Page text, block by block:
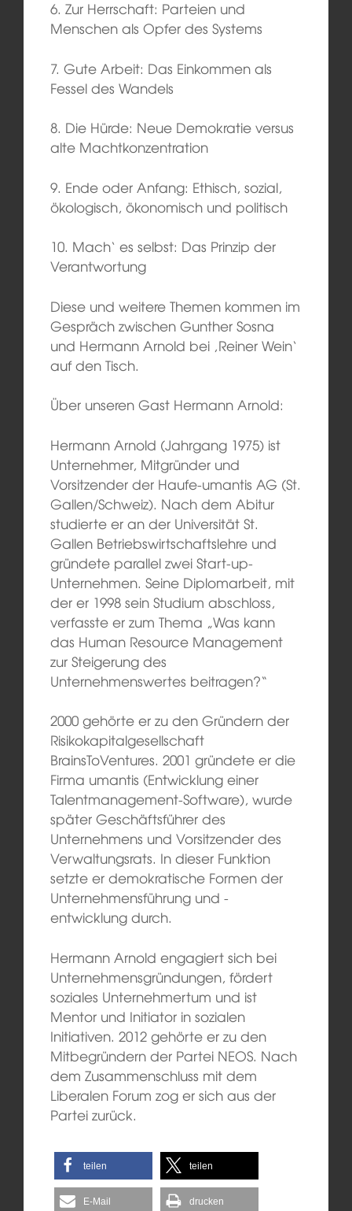
6. Zur Herrschaft: Parteien und
Menschen als Opfer des Systems
7. Gute Arbeit: Das Einkommen als
Fessel des Wandels
8. Die Hürde: Neue Demokratie versus
alte Machtkonzentration
9. Ende oder Anfang: Ethisch, sozial,
ökologisch, ökonomisch und politisch
10. Mach‘ es selbst: Das Prinzip der
Verantwortung
Diese und weitere Themen kommen im
Gespräch zwischen Gunther Sosna
und Hermann Arnold bei ‚Reiner Wein‘
auf den Tisch.
Über unseren Gast Hermann Arnold:
Hermann Arnold (Jahrgang 1975) ist
Unternehmer, Mitgründer und
Vorsitzender der Haufe-umantis AG (St.
Gallen/Schweiz). Nach dem Abitur
studierte er an der Universität St.
Gallen Betriebswirtschaftslehre und
gründete parallel zwei Start-up-
Unternehmen. Seine Diplomarbeit, mit
der er 1998 sein Studium abschloss,
verfasste er zum Thema „Was kann
das Human Resource Management
zur Steigerung des
Unternehmenswertes beitragen?“
2000 gehörte er zu den Gründern der
Risikokapitalgesellschaft
BrainsToVentures. 2001 gründete er die
Firma umantis (Entwicklung einer
Talentmanagement-Software), wurde
später Geschäftsführer des
Unternehmens und Vorsitzender des
Verwaltungsrats. In dieser Funktion
setzte er demokratische Formen der
Unternehmensführung und -
entwicklung durch.
Hermann Arnold engagiert sich bei
Unternehmensgründungen, fördert
soziales Unternehmertum und ist
Mentor und Initiator in sozialen
Initiativen. 2012 gehörte er zu den
Mitbegründern der Partei NEOS. Nach
dem Zusammenschluss mit dem
Liberalen Forum zog er sich aus der
Partei zurück.
teilen teilen
E-Mail drucken